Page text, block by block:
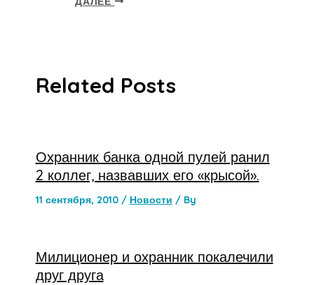
Related Posts
Охранник банка одной пулей ранил
2 коллег, назвавших его «крысой».
11 сентября, 2010 / Новости / By
Милиционер и охранник покалечили
друг друга